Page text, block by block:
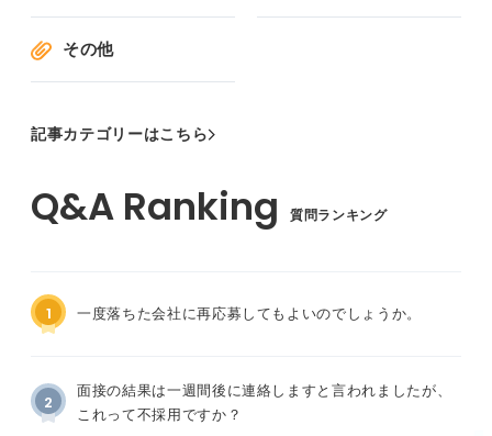
その他
記事カテゴリーはこちら
質問ランキング
1 一度落ちた会社に再応募してもよいのでしょうか。
2
面接の結果は一週間後に連絡しますと言われましたが、
これって不採用ですか？